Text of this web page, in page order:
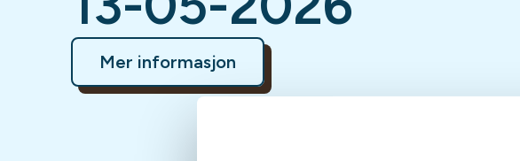
Mer informasjon